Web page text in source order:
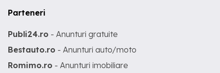
Parteneri
Publi24.ro - Anunturi gratuite
Bestauto.ro - Anunturi auto/moto
Romimo.ro - Anunturi imobiliare